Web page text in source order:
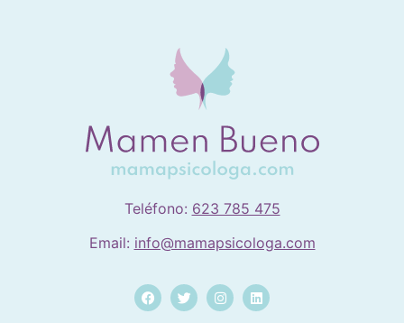
Teléfono: 623 785 475
Email: info@mamapsicologa.com